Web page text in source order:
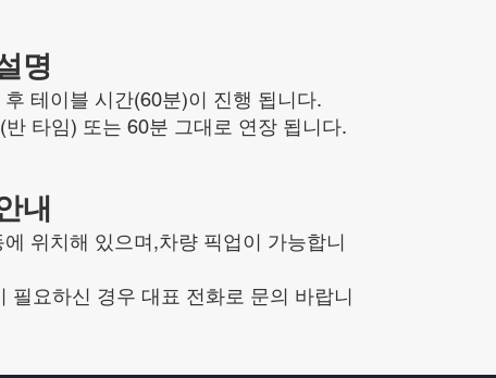
명
테이블 시간(60분)이 진행 됩니다.
반 타임) 또는 60분 그대로 연장 됩니다.
내
위치해 있으며,차량 픽업이 가능합니
필요하신 경우 대표 전화로 문의 바랍니